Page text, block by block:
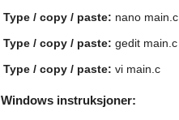
Type / copy / paste: nano main.c
Type / copy / paste: gedit main.c
Type / copy / paste: vi main.c
Windows instruksjoner: